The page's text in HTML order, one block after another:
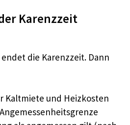
Karenzzeit
die Karenzzeit. Dann
Kaltmiete und Heizkosten